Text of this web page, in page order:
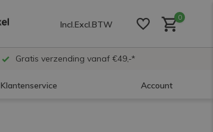
Incl.Excl.BTW
0
Gratis verzending vanaf €49,-*
Klantenservice Account